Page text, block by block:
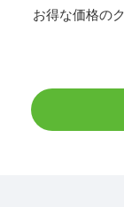
お得な価格の